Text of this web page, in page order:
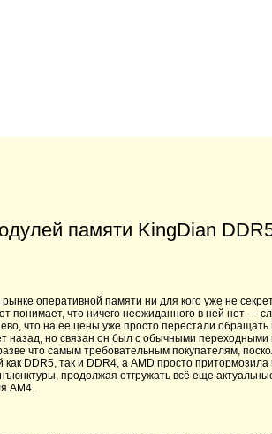
памяти KingDian
оперативной памяти ни для кого уже не
понимает, что ничего неожиданного в ней нет —
что на ее цены уже просто перестали
назад, но связан он был с обычными
что самым требовательным покупателям,
DDR5, так и DDR4, а AMD просто
продолжая отгружать всё еще
AM4.